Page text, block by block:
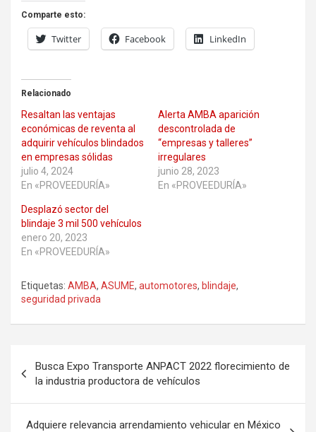
Comparte esto:
Twitter Facebook LinkedIn
Relacionado
Resaltan las ventajas
económicas de reventa al
adquirir vehículos blindados
en empresas sólidas
julio 4, 2024
En «PROVEEDURÍA»
Alerta AMBA aparición
descontrolada de
“empresas y talleres”
irregulares
junio 28, 2023
En «PROVEEDURÍA»
Desplazó sector del
blindaje 3 mil 500 vehículos
enero 20, 2023
En «PROVEEDURÍA»
Etiquetas: AMBA, ASUME, automotores, blindaje,
seguridad privada
de
entradas
Busca Expo Transporte ANPACT 2022 florecimiento de
la industria productora de vehículos
Adquiere relevancia arrendamiento vehicular en México